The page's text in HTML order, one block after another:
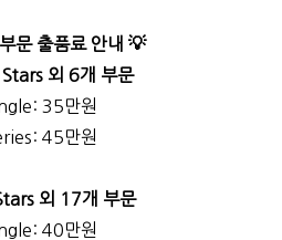
문 출품료 안내 💡
외 6개 부문
35만원
45만원
외 17개 부문
40만원